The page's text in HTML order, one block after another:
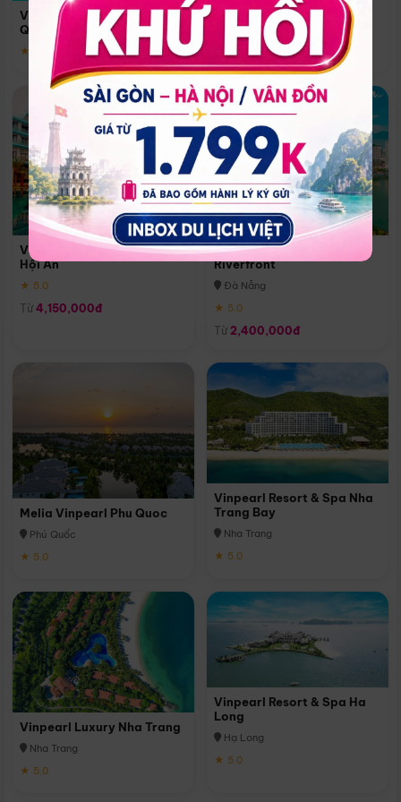
Vinpearl Resort & Spa Phu
Quoc
★ 5.0
Quoc
Phú Quốc
★ 5.0
Vinpearl Resort & Golf Nam
Hội An
★ 5.0
Từ 4,150,000đ
Melia Vinpearl Danang
Riverfront
Đà Nẵng
★ 5.0
Từ 2,400,000đ
Melia Vinpearl Phu Quoc
Phú Quốc
★ 5.0
Vinpearl Resort & Spa Nha
Trang Bay
Nha Trang
★ 5.0
Vinpearl Luxury Nha Trang
Nha Trang
★ 5.0
Vinpearl Resort & Spa Ha
Long
Hạ Long
★ 5.0